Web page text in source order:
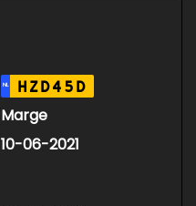
NL HZD45D
Marge
10-06-2021